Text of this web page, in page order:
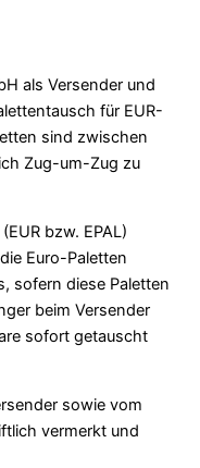
als Versender und
für EUR-
sind zwischen
Zug-um-Zug zu
bzw. EPAL)
Euro-Paletten
sofern diese Paletten
beim Versender
sofort getauscht
sowie vom
vermerkt und